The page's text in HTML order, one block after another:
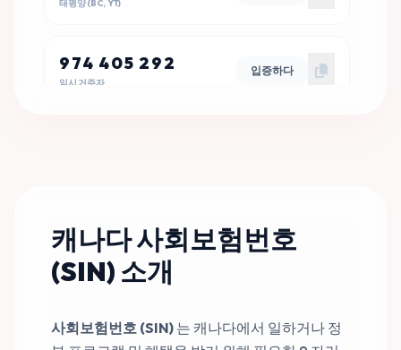
태평양 (BC, YT)
974 405 292
임시 거주자
입증하다
929 373 314
임시 거주자
입증하다
대서양(NB, NS, PE, NL)
캐나다 사회보험번호
(SIN) 소개
사회보험번호 (SIN) 는 캐나다에서 일하거나 정